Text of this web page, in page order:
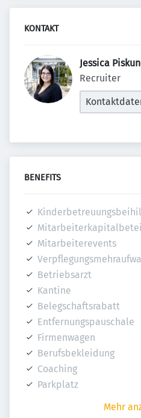
KONTAKT
Jessica
Recruiter
BENEFITS
Mitarbeiterevents
Betriebsarzt
Kantine
Belegschaftsrabatt
Entfernungspauschale
Firmenwagen
Berufsbekleidung
Coaching
Parkplatz
Mehr